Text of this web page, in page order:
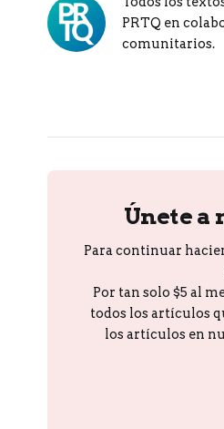
PRTQ en
comunitarios.
Únete a
Para continuar
Por tan solo $5 al
todos los artículos
los artículos en